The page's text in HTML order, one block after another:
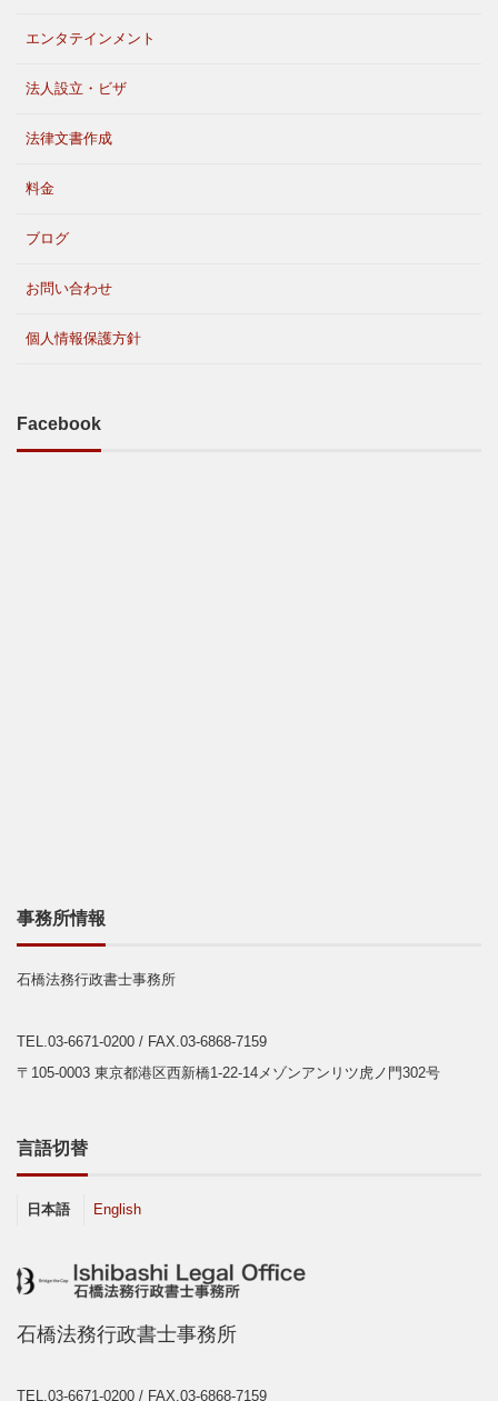
エンタテインメント
法人設立・ビザ
法律文書作成
料金
ブログ
お問い合わせ
個人情報保護方針
Facebook
事務所情報
石橋法務行政書士事務所
TEL.03-6671-0200 / FAX.03-6868-7159
〒105-0003 東京都港区西新橋1-22-14メゾンアンリツ虎ノ門302号
言語切替
日本語 English
石橋法務行政書士事務所
TEL.03-6671-0200 / FAX.03-6868-7159